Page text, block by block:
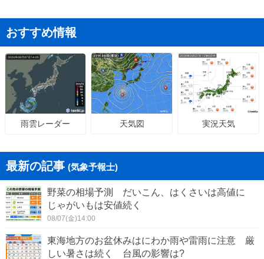
おすすめ情報
雨雲レーダー 天気図 実況天気
最新の記事 (気象予報士)
野菜の相場予測 だいこん、はくさいは高値に
じゃがいもは安値続く
08/07(金)14:00
東海地方のお盆休みはにわか雨や雷雨に注意 厳
しい暑さは続く 台風の影響は?